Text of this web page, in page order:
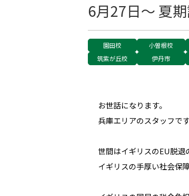
6月27日〜 夏
園田校 小曽根校
筑紫が丘校
伊丹市
お世話になります。
兵庫エリアのスタッフです
世間はイギリスのEU脱退
イギリスの手厚い社会保